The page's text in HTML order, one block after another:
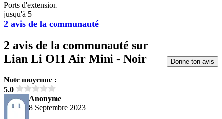
2 avis de la communauté
Ports d'extension
jusqu'à 5
2 avis de la communauté sur
Lian Li O11 Air Mini - Noir
Note moyenne :
5.0
Donne ton avis
Anonyme
8 Septembre 2023